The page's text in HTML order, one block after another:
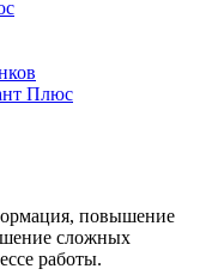
Плюс
повышение
сложных
работы.